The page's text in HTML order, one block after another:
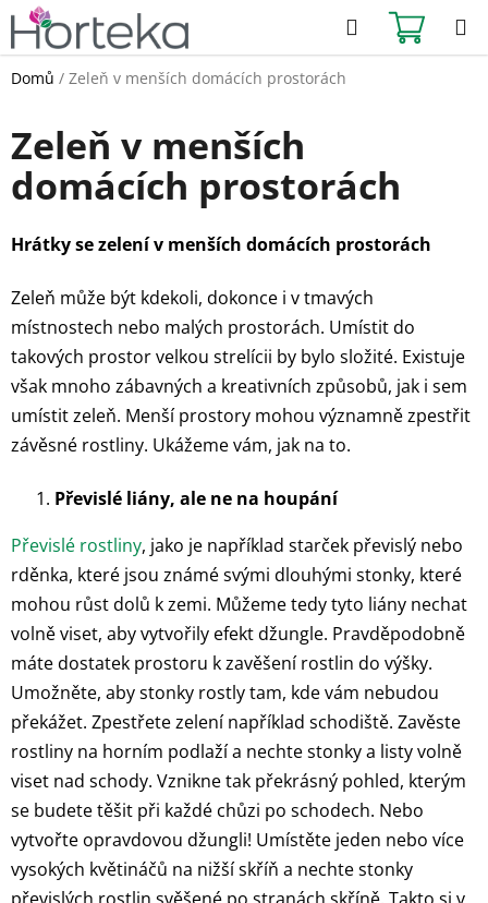
Přejít
na
obsah
Hledat
KOŠÍK
Domů / Zeleň v menších domácích prostorách
Zeleň v menších
domácích prostorách
Hrátky se zelení v menších domácích prostorách
Zeleň může být kdekoli, dokonce i v tmavých
místnostech nebo malých prostorách. Umístit do
takových prostor velkou strelícii by bylo složité. Existuje
však mnoho zábavných a kreativních způsobů, jak i sem
umístit zeleň. Menší prostory mohou významně zpestřit
závěsné rostliny. Ukážeme vám, jak na to.
Převislé liány, ale ne na houpání
Převislé rostliny, jako je například starček převislý nebo
rděnka, které jsou známé svými dlouhými stonky, které
mohou růst dolů k zemi. Můžeme tedy tyto liány nechat
volně viset, aby vytvořily efekt džungle. Pravděpodobně
máte dostatek prostoru k zavěšení rostlin do výšky.
Umožněte, aby stonky rostly tam, kde vám nebudou
překážet. Zpestřete zelení například schodiště. Zavěste
rostliny na horním podlaží a nechte stonky a listy volně
viset nad schody. Vznikne tak překrásný pohled, kterým
se budete těšit při každé chůzi po schodech. Nebo
vytvořte opravdovou džungli! Umístěte jeden nebo více
vysokých květináčů na nižší skříň a nechte stonky